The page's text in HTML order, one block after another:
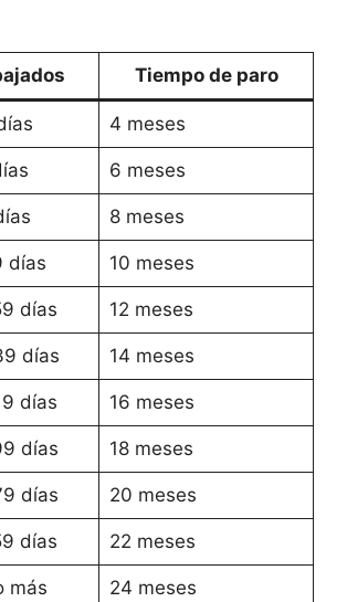
Tiempo de paro
4 meses
6 meses
8 meses
días 10 meses
días 12 meses
días 14 meses
días 16 meses
días 18 meses
días 20 meses
días 22 meses
más 24 meses